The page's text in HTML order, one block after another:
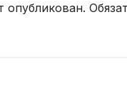
опубликован.